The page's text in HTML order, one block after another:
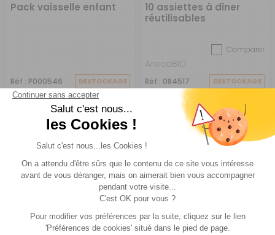
Pack vaisselle enfant
Réf : P000546 DESTOCKAGE
CHOISIR LE
A partir de :
10 assiettes à dîner
réutilisables
Comparer
ArecaBIO
Réf : 084517 DESTOCKAGE
8,50 €
-15%